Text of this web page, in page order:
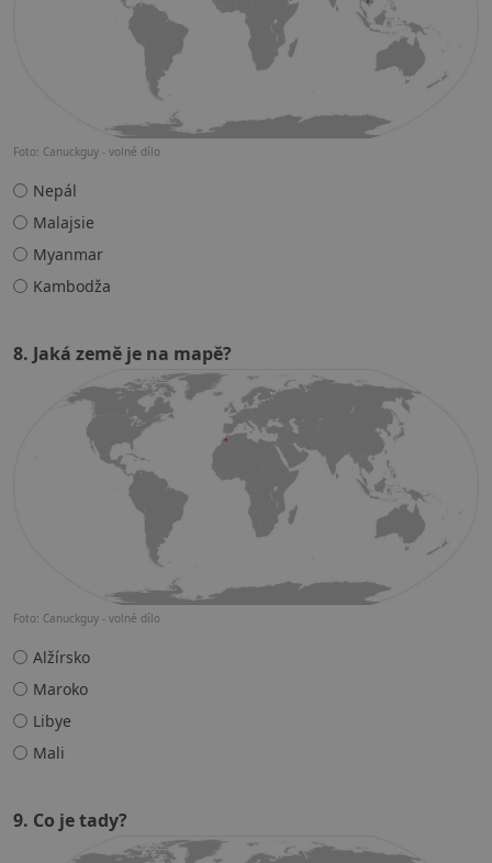
Foto: Canuckguy - volné dílo
Nepál
Malajsie
Myanmar
Kambodža
8. Jaká země je na mapě?
Foto: Canuckguy - volné dílo
Alžírsko
Maroko
Libye
Mali
9. Co je tady?